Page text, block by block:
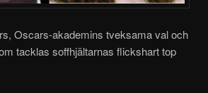
Oscars-akademins tveksama valoch
tacklas soffhjältarnas flickshart top